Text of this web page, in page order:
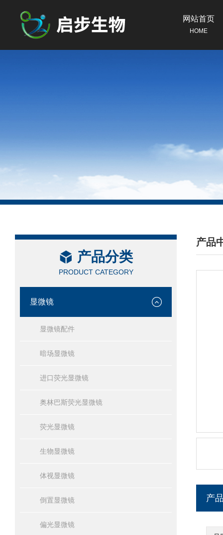
网站首页
HOME
产品分类
PRODUCT CATEGORY
显微镜
显微镜配件
暗场显微镜
进口荧光显微镜
奥林巴斯荧光显微镜
荧光显微镜
生物显微镜
体视显微镜
倒置显微镜
偏光显微镜
产品
/
产